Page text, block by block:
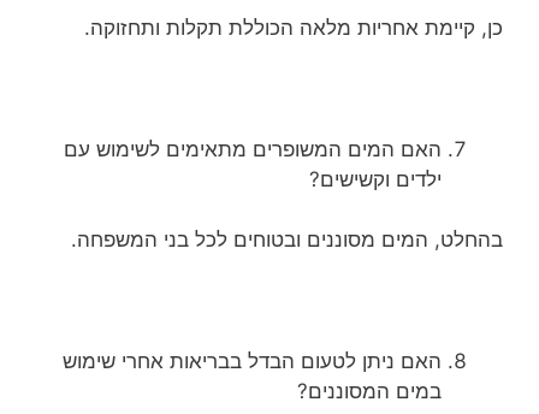
כן, קיימת אחריות מלאה הכוללת תקלות ותחזוקה.
האם המים המשופרים מתאימים לשימוש עם
ילדים וקשישים?
בהחלט, המים מסוננים ובטוחים לכל בני המשפחה.
האם ניתן לטעום הבדל בבריאות אחרי שימוש
במים המסוננים?